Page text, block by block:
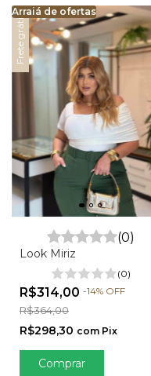
Arraiá de ofertas
Arraiá de ofertas
Frete grátis
(0)
Look Miriz
(0)
R$314,00 -14% OFF
R$364,00
R$298,30 com Pix
Comprar